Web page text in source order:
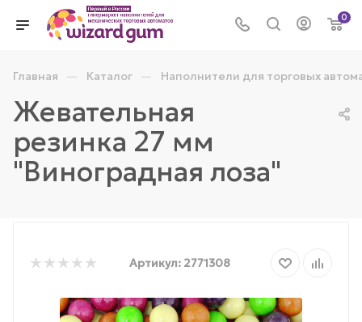
0
Главная — Каталог — Наполнители для торговых
Жевательная
резинка 27 мм
"Виноградная лоза"
Артикул: 2771308